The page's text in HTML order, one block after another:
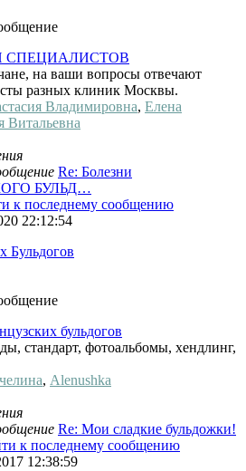
СПЕЦИАЛИСТОВ
на ваши вопросы отвечают
разных клиник Москвы.
Владимировна, Елена
Витальевна
Re: Болезни
БУЛЬД…
к последнему сообщению
22:12:54
Бульдогов
бульдогов
стандарт, фотоальбомы, хендлинг,
, Alenushka
Re: Мои сладкие бульдожки!
к последнему сообщению
12:38:59